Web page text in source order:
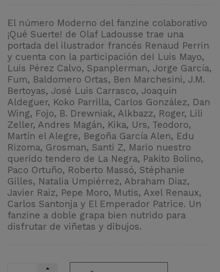
El número Moderno del fanzine colaborativo
¡Qué Suerte! de Olaf Ladousse trae una
portada del ilustrador francés Renaud Perrin
y cuenta con la participación deI Luis Mayo,
Luis Pérez Calvo, Spanplerman, Jorge García,
Fum, Baldomero Ortas, Ben Marchesini, J.M.
Bertoyas, José Luis Carrasco, Joaquín
Aldeguer, Koko Parrilla, Carlos González, Dan
Wing, Fojo, B. Drewniak, Alkbazz, Roger, Lili
Zeller, Andres Magán, Kika, Urs, Teodoro,
Martín el Alegre, Begoña García Alen, Edu
Rizoma, Grosman, Santi Z, Mario nuestro
querido tendero de La Negra, Pakito Bolino,
Paco Ortuño, Roberto Massó, Stéphanie
Gilles, Natalia Umpiérrez, Abraham Diaz,
Javier Raiz, Pepe Moro, Mutis, Axel Renaux,
Carlos Santonja y El Emperador Patrice. Un
fanzine a doble grapa bien nutrido para
disfrutar de viñetas y dibujos.